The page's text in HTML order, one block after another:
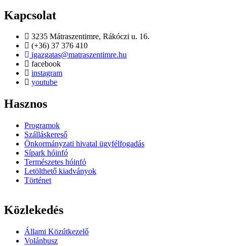
Kapcsolat
3235 Mátraszentimre, Rákóczi u. 16.
(+36) 37 376 410
igazgatas@matraszentimre.hu
facebook
instagram
youtube
Hasznos
Programok
Szálláskereső
Önkormányzati hivatal ügyfélfogadás
Sípark hóinfó
Természetes hóinfó
Letölthető kiadványok
Történet
Közlekedés
Állami Közútkezelő
Volánbusz